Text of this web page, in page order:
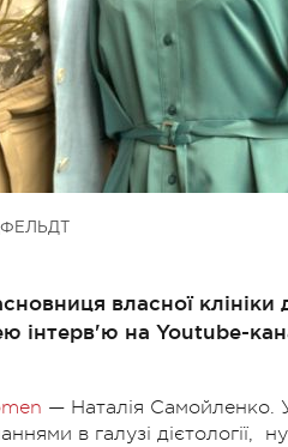
власної клініки
інтерв'ю на Youtube-
— Наталія Самойленко.
в галузі дієтології,